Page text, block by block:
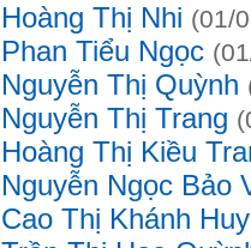
Hoàng Thị Nhi (01/
Phan Tiểu Ngọc
Nguyễn Thị Quỳnh
Nguyễn Thị Trang
Hoàng Thị Kiều
Nguyễn Ngọc Bảo
Cao Thị Khánh